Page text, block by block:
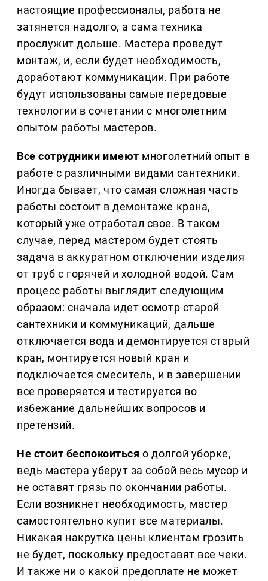
настоящие профессионалы, работа не
затянется надолго, а сама техника
прослужит дольше. Мастера проведут
монтаж, и, если будет необходимость,
доработают коммуникации. При работе
будут использованы самые передовые
технологии в сочетании с многолетним
опытом работы мастеров.
Все сотрудники имеют многолетний опыт в
работе с различными видами сантехники.
Иногда бывает, что самая сложная часть
работы состоит в демонтаже крана,
который уже отработал свое. В таком
случае, перед мастером будет стоять
задача в аккуратном отключении изделия
от труб с горячей и холодной водой. Сам
процесс работы выглядит следующим
образом: сначала идет осмотр старой
сантехники и коммуникаций, дальше
отключается вода и демонтируется старый
кран, монтируется новый кран и
подключается смеситель, и в завершении
все проверяется и тестируется во
избежание дальнейших вопросов и
претензий.
Не стоит беспокоиться о долгой уборке,
ведь мастера уберут за собой весь мусор и
не оставят грязь по окончании работы.
Если возникнет необходимость, мастер
самостоятельно купит все материалы.
Никакая накрутка цены клиентам грозить
не будет, поскольку предоставят все чеки.
И также ни о какой предоплате не может